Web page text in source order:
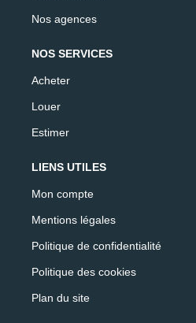
Nos agences
NOS SERVICES
Acheter
Louer
Estimer
LIENS UTILES
Mon compte
Mentions légales
Politique de confidentialité
Politique des cookies
Plan du site